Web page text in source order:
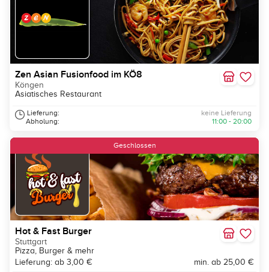
Zen Asian Fusionfood im KÖ8
Köngen
Asiatisches Restaurant
Lieferung:
Abholung:
keine Lieferung
11:00 - 20:00
Geschlossen
Hot & Fast Burger
Stuttgart
Pizza, Burger & mehr
Lieferung: ab 3,00 €
min. ab 25,00 €